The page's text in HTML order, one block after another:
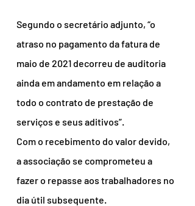
Segundo o secretário adjunto, “o
atraso no pagamento da fatura de
maio de 2021 decorreu de auditoria
ainda em andamento em relação a
todo o contrato de prestação de
serviços e seus aditivos”.
Com o recebimento do valor devido,
a associação se comprometeu a
fazer o repasse aos trabalhadores no
dia útil subsequente.